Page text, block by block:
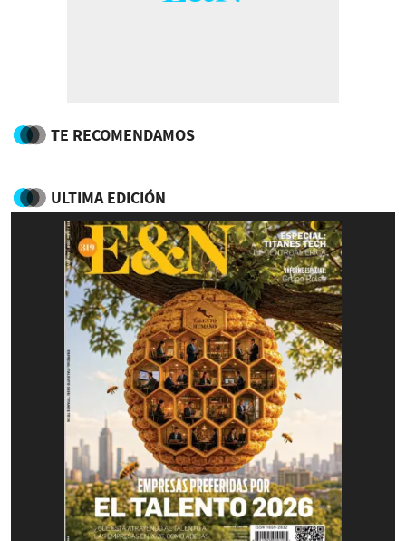
TE RECOMENDAMOS
ULTIMA EDICIÓN